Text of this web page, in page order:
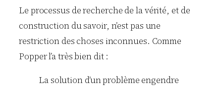
Le processus de recherche de la vérité, et de
construction du savoir, n’est pas une
restriction des choses inconnues. Comme
Popper l’a très bien dit :
La solution d’un problème engendre